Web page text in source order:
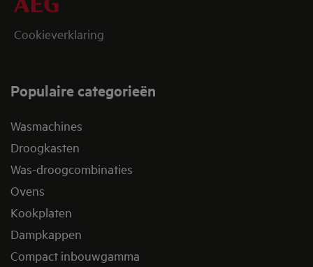
Cookieverklaring
Populaire categorieën
Wasmachines
Droogkasten
Was-droogcombinaties
Ovens
Kookplaten
Dampkappen
Compact inbouwgamma